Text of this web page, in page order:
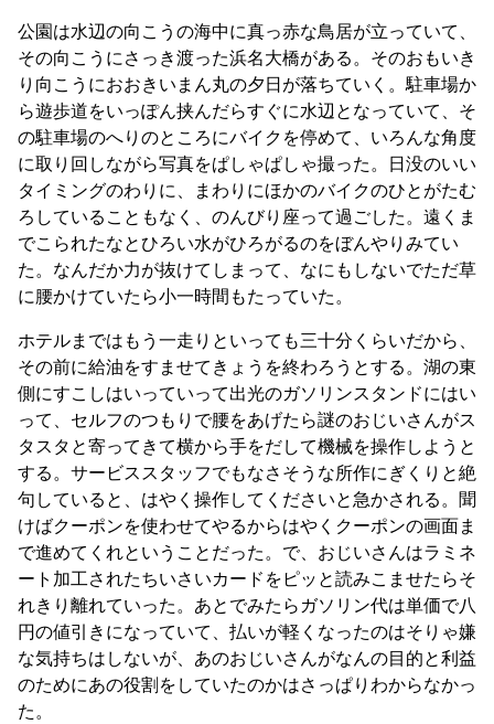
公園は水辺の向こうの海中に真っ赤な鳥居が立っていて、
その向こうにさっき渡った浜名大橋がある。そのおもいき
り向こうにおおきいまん丸の夕日が落ちていく。駐車場か
ら遊歩道をいっぽん挟んだらすぐに水辺となっていて、そ
の駐車場のへりのところにバイクを停めて、いろんな角度
に取り回しながら写真をぱしゃぱしゃ撮った。日没のいい
タイミングのわりに、まわりにほかのバイクのひとがたむ
ろしていることもなく、のんびり座って過ごした。遠くま
でこられたなとひろい水がひろがるのをぼんやりみてい
た。なんだか力が抜けてしまって、なにもしないでただ草
に腰かけていたら小一時間もたっていた。
ホテルまではもう一走りといっても三十分くらいだから、
その前に給油をすませてきょうを終わろうとする。湖の東
側にすこしはいっていって出光のガソリンスタンドにはい
って、セルフのつもりで腰をあげたら謎のおじいさんがス
タスタと寄ってきて横から手をだして機械を操作しようと
する。サービススタッフでもなさそうな所作にぎくりと絶
句していると、はやく操作してくださいと急かされる。聞
けばクーポンを使わせてやるからはやくクーポンの画面ま
で進めてくれということだった。で、おじいさんはラミネ
ート加工されたちいさいカードをピッと読みこませたらそ
れきり離れていった。あとでみたらガソリン代は単価で八
円の値引きになっていて、払いが軽くなったのはそりゃ嫌
な気持ちはしないが、あのおじいさんがなんの目的と利益
のためにあの役割をしていたのかはさっぱりわからなかっ
た。